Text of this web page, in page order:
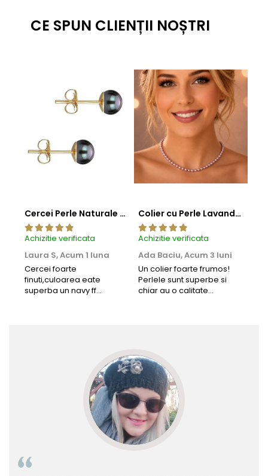
CE SPUN CLIENȚII NOȘTRI
Cercei Perle Naturale Negre 5-6 mm, Buton AAA, Aur 14K (aur 585), Tip Șurub | KASKADDA®
Achizitie verificata
Laura S,Acum 1 luna
Cercei foarte
finuti,culoarea eate
superba un navy ff
Colier cu Perle Lavanda la Baza Gatului, de 4-5 mm, Perle Rare, Calitate AAA+, Aur 14K | KASKADDA®
Achizitie verificata
Ada Baciu,Acum 3 luni
Un colier foarte frumos!
Perlele sunt superbe si
chiar au o calitate